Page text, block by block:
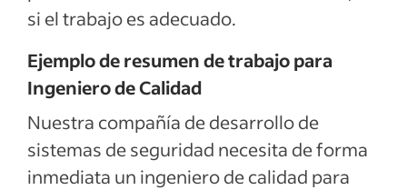
si el trabajo es adecuado.
Ejemplo de resumen de trabajo para
Ingeniero de Calidad
Nuestra compañía de desarrollo de
sistemas de seguridad necesita de forma
inmediata un ingeniero de calidad para